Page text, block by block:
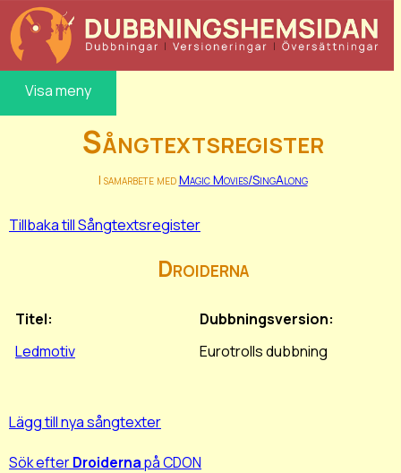
Visa meny
Sångtextsregister
I samarbete medMagic Movies/SingAlong
Tillbaka till Sångtextsregister
Droiderna
Titel:
Dubbningsversion:
Ledmotiv
Eurotrolls dubbning
Lägg till nya sångtexter
Sök efterDroidernapå CDON